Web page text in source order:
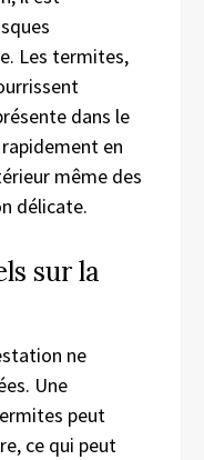
Les termites,
dans le
en
même des
délicate.
sur la
ne
Une
peut
ce qui peut